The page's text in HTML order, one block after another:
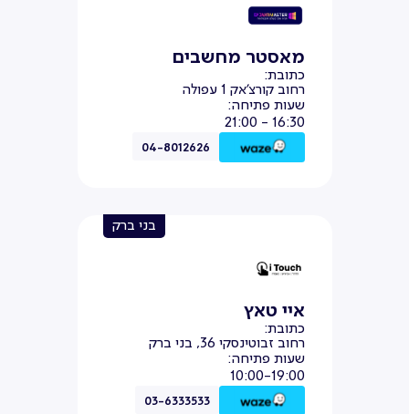
מאסטר מחשבים
כתובת:
רחוב קורצ'אק 1 עפולה
שעות פתיחה:
16:30 - 21:00
04-8012626
איי טאץ
כתובת:
רחוב זבוטינסקי 36, בני ברק
שעות פתיחה:
10:00-19:00
03-6333533
בני ברק